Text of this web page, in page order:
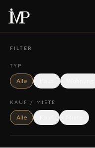
FILTER
TYP
Alle
KAUF / MIETE
Alle